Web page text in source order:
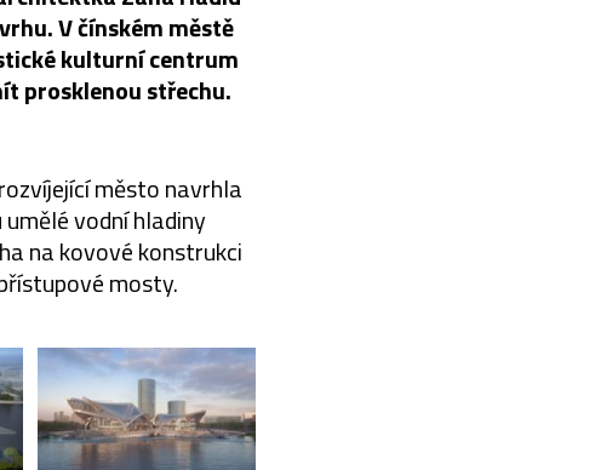
V čínském městě
kulturní centrum
prosklenou střechu.
město navrhla
vodní hladiny
na kovové konstrukci
mosty.